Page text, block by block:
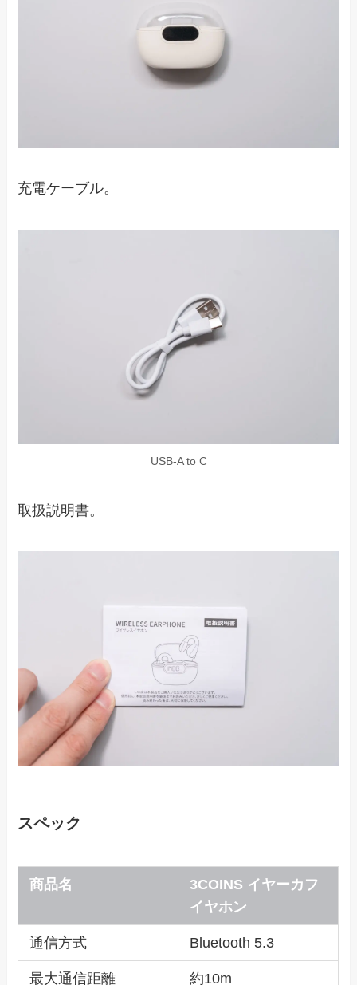
充電ケーブル。
USB-A to C
取扱説明書。
スペック
商品名
3COINS イヤーカフ
イヤホン
通信方式 Bluetooth 5.3
最大通信距離 約10m